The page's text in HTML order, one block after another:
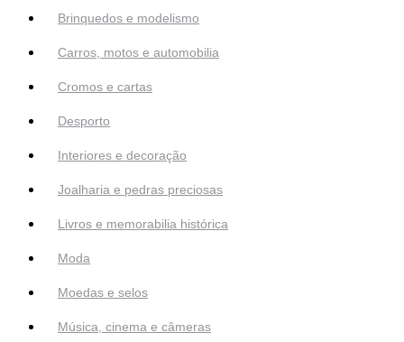
Brinquedos e modelismo
Carros, motos e automobilia
Cromos e cartas
Desporto
Interiores e decoração
Joalharia e pedras preciosas
Livros e memorabilia histórica
Moda
Moedas e selos
Música, cinema e câmeras